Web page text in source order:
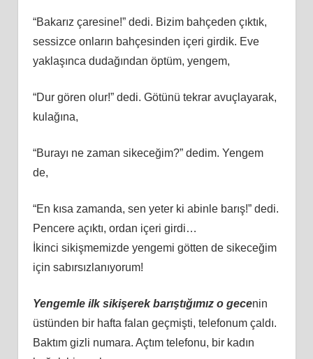
“Bakarız çaresine!” dedi. Bizim bahçeden çıktık,
sessizce onların bahçesinden içeri girdik. Eve
yaklaşınca dudağından öptüm, yengem,
“Dur gören olur!” dedi. Götünü tekrar avuçlayarak,
kulağına,
“Burayı ne zaman sikeceğim?” dedim. Yengem
de,
“En kısa zamanda, sen yeter ki abinle barış!” dedi.
Pencere açıktı, ordan içeri girdi…
İkinci sikişmemizde yengemi götten de sikeceğim
için sabırsızlanıyorum!
Yengemle ilk sikişerek barıştığımız o gecenin
üstünden bir hafta falan geçmişti, telefonum çaldı.
Baktım gizli numara. Açtım telefonu, bir kadın